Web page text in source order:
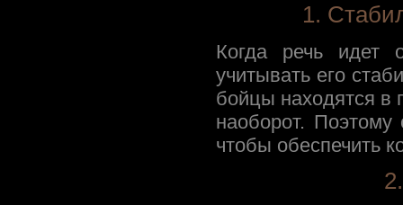
1.
Когда речь идет
учитывать его
бойцы находятся в
наоборот.
чтобы обеспечить